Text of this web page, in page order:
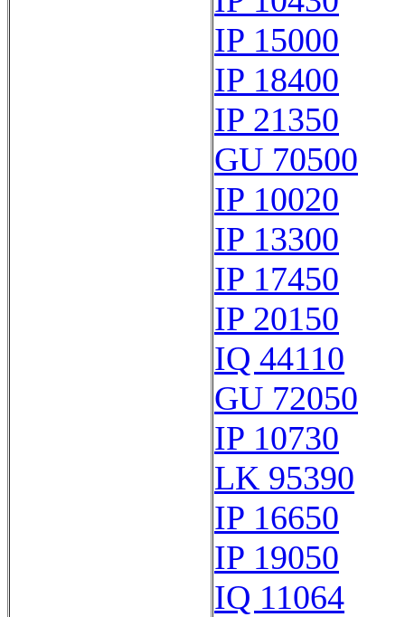
IP 15000
IP 18400
IP 21350
GU 70500
IP 10020
IP 13300
IP 17450
IP 20150
IQ 44110
GU 72050
IP 10730
LK 95390
IP 16650
IP 19050
IQ 11064